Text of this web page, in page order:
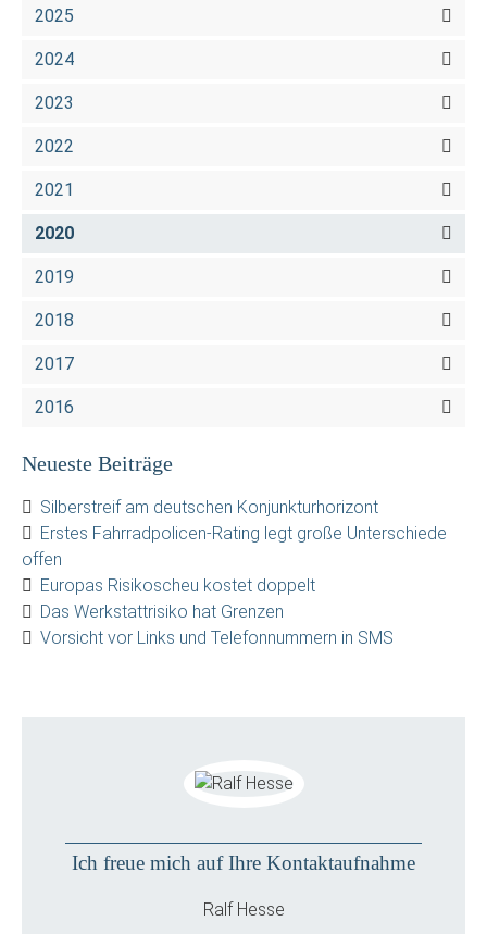
2025
2024
2023
2022
2021
2020
2019
2018
2017
2016
Neueste Beiträge
Silberstreif am deutschen Konjunkturhorizont
Erstes Fahrradpolicen-Rating legt große Unterschiede
offen
Europas Risikoscheu kostet doppelt
Das Werkstattrisiko hat Grenzen
Vorsicht vor Links und Telefonnummern in SMS
Ich freue mich auf Ihre Kontaktaufnahme
Ralf Hesse